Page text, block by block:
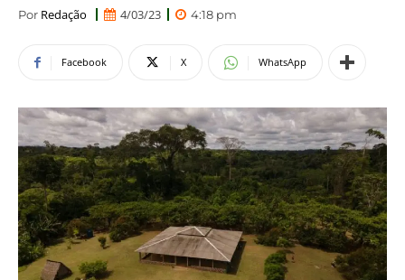
Por Redação 4/03/23 4:18 pm
Facebook X WhatsApp